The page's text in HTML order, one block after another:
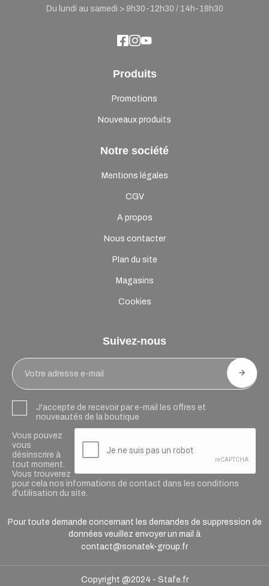
Du lundi au samedi > 9h30-12h30 / 14h-18h30
Produits
Promotions
Nouveaux produits
Notre société
Mentions légales
CGV
A propos
Nous contacter
Plan du site
Magasins
Cookies
Suivez-nous
J'accepte de recevoir par e-mail les offres et
nouveautés de la boutique
Vous pouvez
vous
désinscrire à
tout moment.
Vous trouverez
pour cela nos informations de contact dans les conditions
d'utilisation du site.
Pour toute demande concernant les demandes de suppression de
données veuillez envoyer un mail à
contact@sonatek-group.fr
Copyright @2024 - Stafe.fr